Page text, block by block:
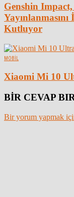
Genshin
Kutluyor
MOBIL
Xiaomi Mi 10
BİR CEVAP
Bir yorum yapmak